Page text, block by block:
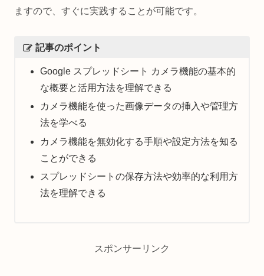
ますので、すぐに実践することが可能です。
記事のポイント
Google スプレッドシート カメラ機能の基本的
な概要と活用方法を理解できる
カメラ機能を使った画像データの挿入や管理方
法を学べる
カメラ機能を無効化する手順や設定方法を知る
ことができる
スプレッドシートの保存方法や効率的な利用方
法を理解できる
スポンサーリンク